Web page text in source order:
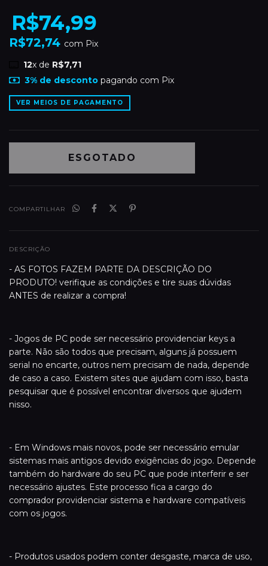
R$74,99
R$72,74 com Pix
12x de R$7,71
3% de descontopagando com Pix
VER MEIOS DE PAGAMENTO
COMPARTILHAR
DESCRIÇÃO
- AS FOTOS FAZEM PARTE DA DESCRIÇÃO DO
PRODUTO! verifique as condições e tire suas dúvidas
ANTES de realizar a compra!
- Jogos de PC pode ser necessário providenciar keys a
parte. Não são todos que precisam, alguns já possuem
serial no encarte, outros nem precisam de nada, depende
de caso a caso. Existem sites que ajudam com isso, basta
pesquisar que é possível encontrar diversos que ajudem
nisso.
- Em Windows mais novos, pode ser necessário emular
sistemas mais antigos devido exigências do jogo. Depende
também do hardware do seu PC que pode interferir e ser
necessário ajustes. Este processo fica a cargo do
comprador providenciar sistema e hardware compatíveis
com os jogos.
- Produtos usados podem conter desgaste, marca de uso,